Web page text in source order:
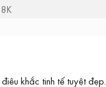
khắc tinh tế tuyệt đẹp.